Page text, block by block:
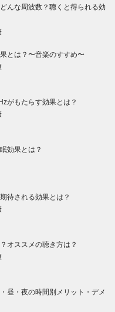
んな周波数？聴くと得られる効
とは？〜音楽のすすめ〜
がもたらす効果とは？
効果とは？
待される効果とは？
オススメの聴き方は？
昼・夜の時間別メリット・デメ